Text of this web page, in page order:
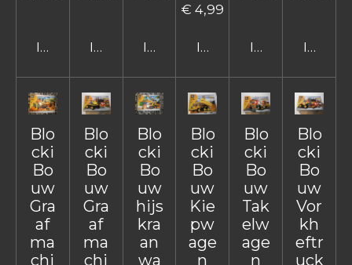
In winkelwagenIn winkelwagenIn winkelwagen
€ 4,99
In winkelwagen
In In
Blo
cki
Bo
uw
Gra
af
ma
chi
Blo
cki
Bo
uw
Gra
af
ma
chi
Blo
cki
Bo
uw
hijs
kra
an
wa
Blo
cki
Bo
uw
Kie
pw
age
n
Blo
cki
Bo
uw
Tak
elw
age
n
Blo
cki
Bo
uw
Vor
kh
eftr
uck